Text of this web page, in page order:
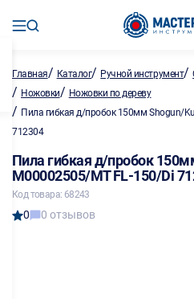
Главная/ Каталог/ Ручной инструмент/
/ Ножовки/ Ножовки по дереву
/ Пила гибкая д/пробок 150мм Shogun/
712304
Пила гибкая д/пробок
M00002505/MT FL-150/Di
Код товара: 68243
0 0 отзывов